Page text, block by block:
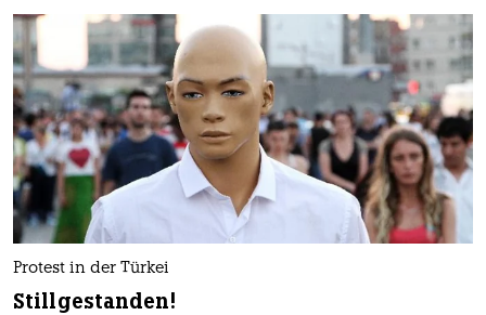
Protest in der Türkei
Stillgestanden!